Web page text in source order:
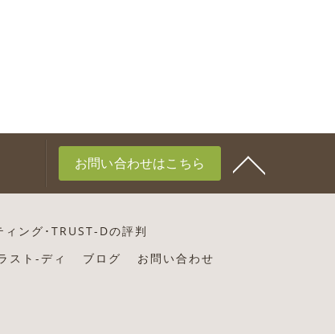
お問い合わせはこちら
ィング･TRUST-Dの評判
スト-ディ ブログ
お問い合わせ